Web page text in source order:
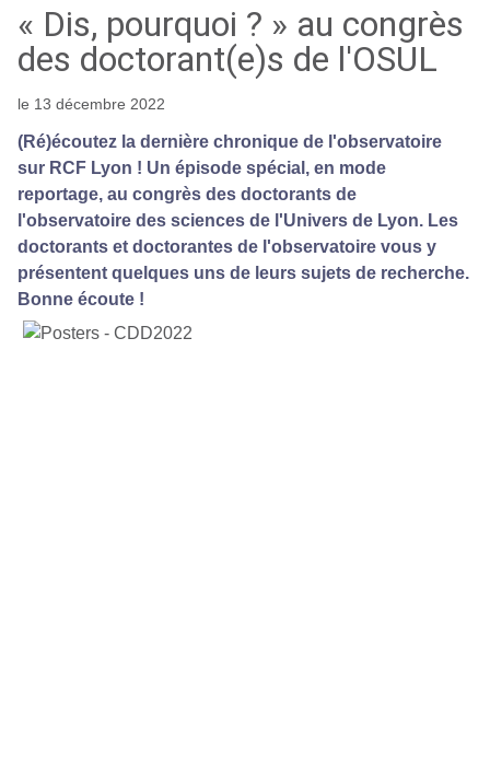
« Dis, pourquoi ? » au congrès
des doctorant(e)s de l'OSUL
le 13 décembre 2022
(Ré)écoutez la dernière chronique de l'observatoire
sur RCF Lyon ! Un épisode spécial, en mode
reportage, au congrès des doctorants de
l'observatoire des sciences de l'Univers de Lyon. Les
doctorants et doctorantes de l'observatoire vous y
présentent quelques uns de leurs sujets de recherche.
Bonne écoute !